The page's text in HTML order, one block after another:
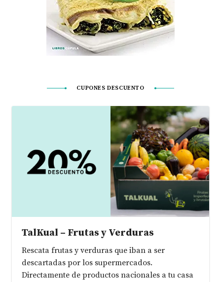
CUPONES DESCUENTO
TalKual – Frutas y Verduras
Rescata frutas y verduras que iban a ser
descartadas por los supermercados.
Directamente de productos nacionales a tu casa